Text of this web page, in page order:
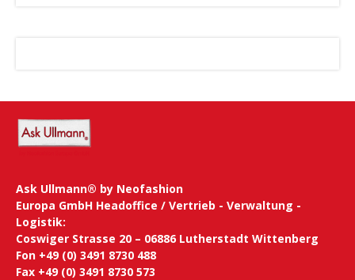
Ask Ullmann® by Neofashion
Europa GmbH Headoffice / Vertrieb - Verwaltung -
Logistik:
Coswiger Strasse 20 – 06886 Lutherstadt Wittenberg
Fon +49 (0) 3491 8730 488
Fax +49 (0) 3491 8730 573